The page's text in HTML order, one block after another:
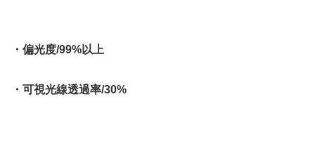
・偏光度/99%以上
・可視光線透過率/30%